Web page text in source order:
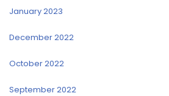
January 2023
December 2022
October 2022
September 2022